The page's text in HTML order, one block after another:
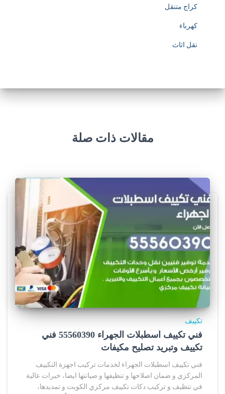
كراج متنقل
كهرباء
نقل اثاث
مقالات ذات صلة
تكييف
فني تكييف اسطبلات الجهراء 55560390 فني
تكييف وتبريد تصليح مكيفات
فني تكييف اسطبلات الجهراء لخدمات تركيب اجهزة التكييف
المركزي و ضمان اصلاحها و تنظيفها و صيانتها ايضا، خبرات عالية
في تنظيف و تركيب دكات تكييف مركزي الكويت و تمديدها،